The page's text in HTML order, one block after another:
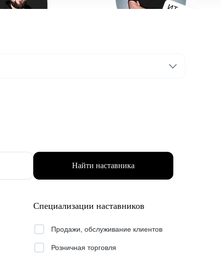
Найти наставника
Специализации наставников
Продажи, обслуживание клиентов
Розничная торговля